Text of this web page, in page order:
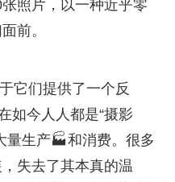
照片，以一种近乎零
前。
它们提供了一个反
如今人人都是“摄影
量生产🏭和消费。很多
失去了其本真的温